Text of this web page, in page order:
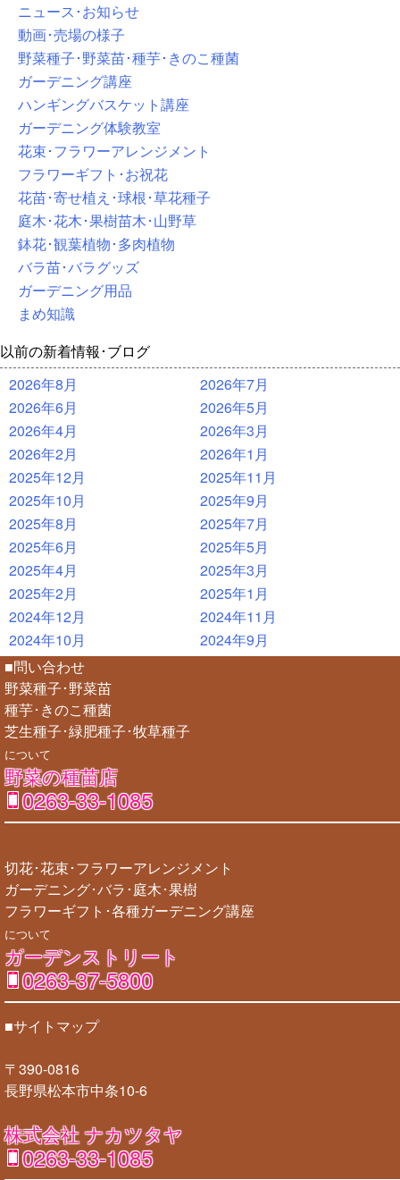
ニュース･お知らせ
動画･売場の様子
野菜種子･野菜苗･種芋･きのこ種菌
ガーデニング講座
ハンギングバスケット講座
ガーデニング体験教室
花束･フラワーアレンジメント
フラワーギフト･お祝花
花苗･寄せ植え･球根･草花種子
庭木･花木･果樹苗木･山野草
鉢花･観葉植物･多肉植物
バラ苗･バラグッズ
ガーデニング用品
まめ知識
以前の新着情報･ブログ
2026年8月
2026年7月
2026年6月
2026年5月
2026年4月
2026年3月
2026年2月
2026年1月
2025年12月
2025年11月
2025年10月
2025年9月
2025年8月
2025年7月
2025年6月
2025年5月
2025年4月
2025年3月
2025年2月
2025年1月
2024年12月
2024年11月
2024年10月
2024年9月
■問い合わせ
野菜種子･野菜苗
種芋･きのこ種菌
芝生種子･緑肥種子･牧草種子
について
野菜の種苗店
0263-33-1085
切花･花束･フラワーアレンジメント
ガーデニング･バラ･庭木･果樹
フラワーギフト･各種ガーデニング講座
について
ガーデンストリート
0263-37-5800
■サイトマップ
〒390-0816
長野県松本市中条10-6
株式会社 ナカツタヤ
0263-33-1085